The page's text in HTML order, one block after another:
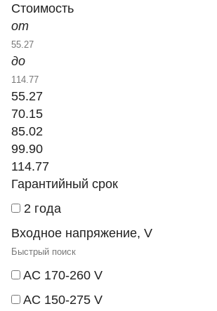
Стоимость
от
до
55.27
70.15
85.02
99.90
114.77
Гарантийный срок
2 года
Входное напряжение, V
AC 170-260 V
AC 150-275 V